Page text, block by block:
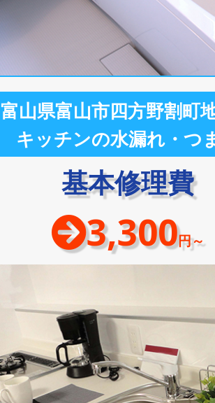
富山県富山市四方野割町
キッチンの水漏れ・つ
基本修理費
3,300円～